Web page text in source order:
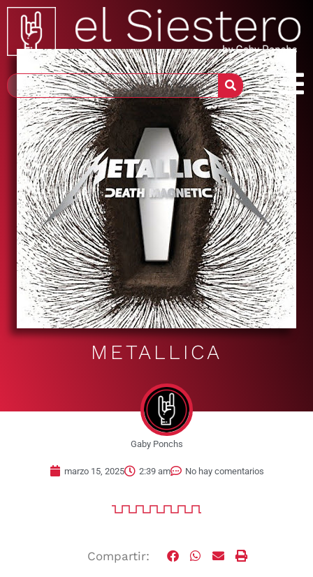
METALLICA
Gaby Ponchs
marzo 15, 2025 2:39 am No hay comentarios
Compartir: